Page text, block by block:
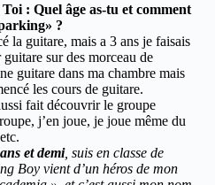
: Quel âge as-tu et comment
?
la guitare, mais a 3 ans je faisais
sur des morceau de
guitare dans ma chambre mais
les cours de guitare.
fait découvrir le groupe
j’en joue, je joue même du
et demi, suis en classe de
Boy vient d’un héros de mon